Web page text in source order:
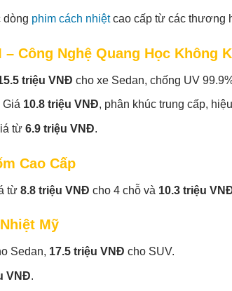
dòng phim cách nhiệtcao cấp từ các thương
– Công Nghệ Quang Học Không
triệu VNĐ cho xe Sedan, chống UV
Giá 10.8 triệu VNĐ, phân khúc trung cấp,
từ 6.9 triệu VNĐ.
Cao Cấp
từ 8.8 triệu VNĐ cho 4 chỗ và 10.3 triệu
Mỹ
Sedan, 17.5 triệu VNĐ cho SUV.
VNĐ.